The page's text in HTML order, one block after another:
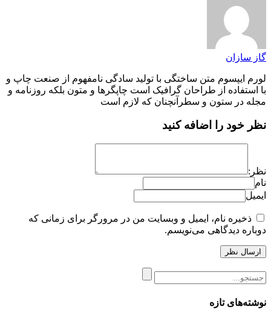
گاز سازان
لورم ایپسوم متن ساختگی با تولید سادگی نامفهوم از صنعت چاپ و
با استفاده از طراحان گرافیک است چاپگرها و متون بلکه روزنامه و
مجله در ستون و سطرآنچنان که لازم است
نظر خود را اضافه کنید
نظر:
نام
ایمیل
ذخیره نام، ایمیل و وبسایت من در مرورگر برای زمانی که
دوباره دیدگاهی می‌نویسم.
نوشته‌های تازه